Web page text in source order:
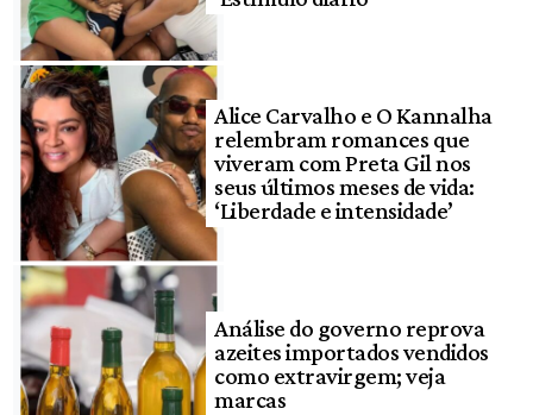
Alice Carvalho e O Kannalha
relembram romances que
viveram com Preta Gil nos
seus últimos meses de vida:
‘Liberdade e intensidade’
Análise do governo reprova
azeites importados vendidos
como extravirgem; veja
marcas